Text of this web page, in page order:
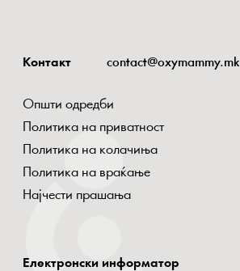
Контакт contact@oxymammy.mk
Општи одредби
Политика на приватност
Политика на колачиња
Политика на враќање
Најчести прашања
Електронски информатор